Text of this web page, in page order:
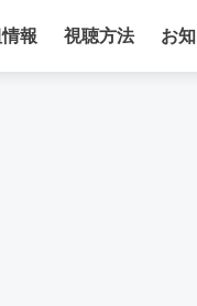
報 視聴方法 お